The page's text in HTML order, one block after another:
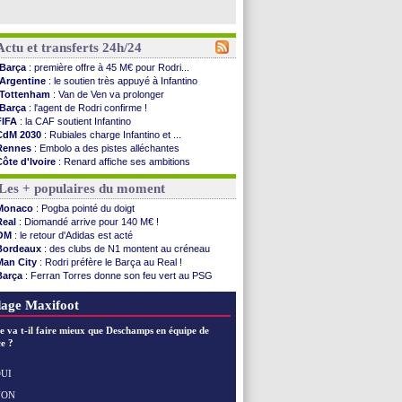
et transferts 24h/24
Barça : première offre à 45 M€ pour Rodri...
Argentine : le soutien très appuyé à Infantino
Tottenham : Van de Ven va prolonger
Barça : l'agent de Rodri confirme !
: la CAF soutient Infantino
2030 : Rubiales charge Infantino et ...
: Embolo a des pistes alléchantes
d'Ivoire : Renard affiche ses ambitions
: Haise confirme pour Aït Boudlal
City: Trafford à Leeds pour 47 M€ (off...
Utd: Zirkzee vers la Juventus ?
: Monaco s'impose contre Getafe
: Der Zakarian et sa relation avec Kita
: le club prêt à libérer Kondogbia ?
: le message touchant d'Akliouche
: Tebas en remet une couche
: l'UEFA maintient la pression
: Vinicius jusqu'en 2032 (officiel)
: une offre refusée pour Aguerd
+ populaires du moment
: Pogba pointé du doigt
: Diomandé arrive pour 140 M€ !
: le retour d'Adidas est acté
: des clubs de N1 montent au créneau
City : Rodri préfère le Barça au Real !
: Ferran Torres donne son feu vert au PSG
: accord trouvé avec Man City pour Rulli
Maxifoot
va t-il faire mieux que Deschamps en équipe de
?